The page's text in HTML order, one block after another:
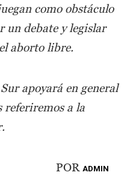
como obstáculo
un debate y legislar
aborto libre.
apoyará en general
referiremos a la
POR ADMIN